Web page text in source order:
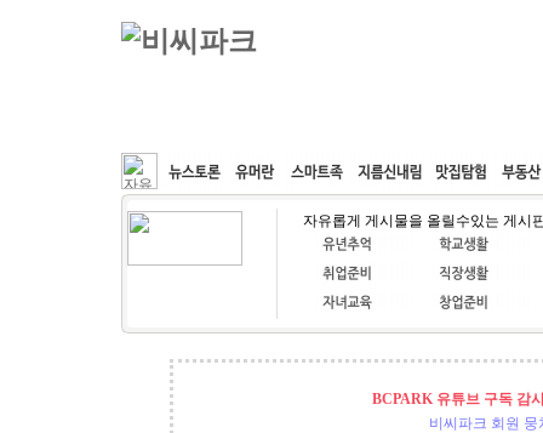
커뮤니티 속도패치 웹호스팅 공동구매
자유롭게 게시물을 올릴수있는 게시
BCPARK 유튜브 구독 감
비씨파크 회원 뭉